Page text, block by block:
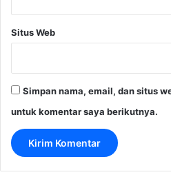
Situs Web
Simpan nama, email, dan situs
untuk komentar saya berikutnya.